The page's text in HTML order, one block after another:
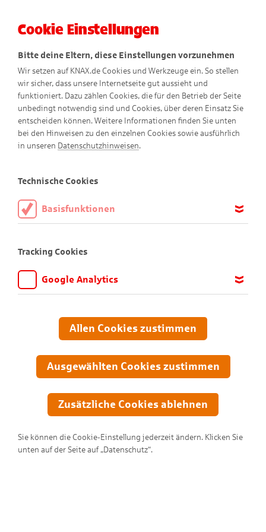
Der kleine Racker
Cookie Einstellungen
Bitte deine Eltern, diese Einstellungen vorzunehmen
Wir setzen auf KNAX.de Cookies und Werkzeuge ein. So stellen
wir sicher, dass unsere Internetseite gut aussieht und
funktioniert. Dazu zählen Cookies, die für den Betrieb der Seite
unbedingt notwendig sind und Cookies, über deren Einsatz Sie
entscheiden können. Weitere Informationen finden Sie unten
bei den Hinweisen zu den einzelnen Cookies sowie ausführlich
in unseren Datenschutzhinweisen.
Technische Cookies
Basisfunktionen
aktiviert sein.
Tracking Cookies
Google Analytics
anpassen und verbessern können. Aus diesem Grund nutzen wir
Google Analytics. Dieses Werkzeug erfasst die Seitenaufrufe zu
Übertragung anonymisiert.
Allen Cookies zustimmen
Ausgewählten Cookies zustimmen
Zusätzliche Cookies ablehnen
Sie können die Cookie-Einstellung jederzeit ändern. Klicken Sie
unten auf der Seite auf „Datenschutz“.